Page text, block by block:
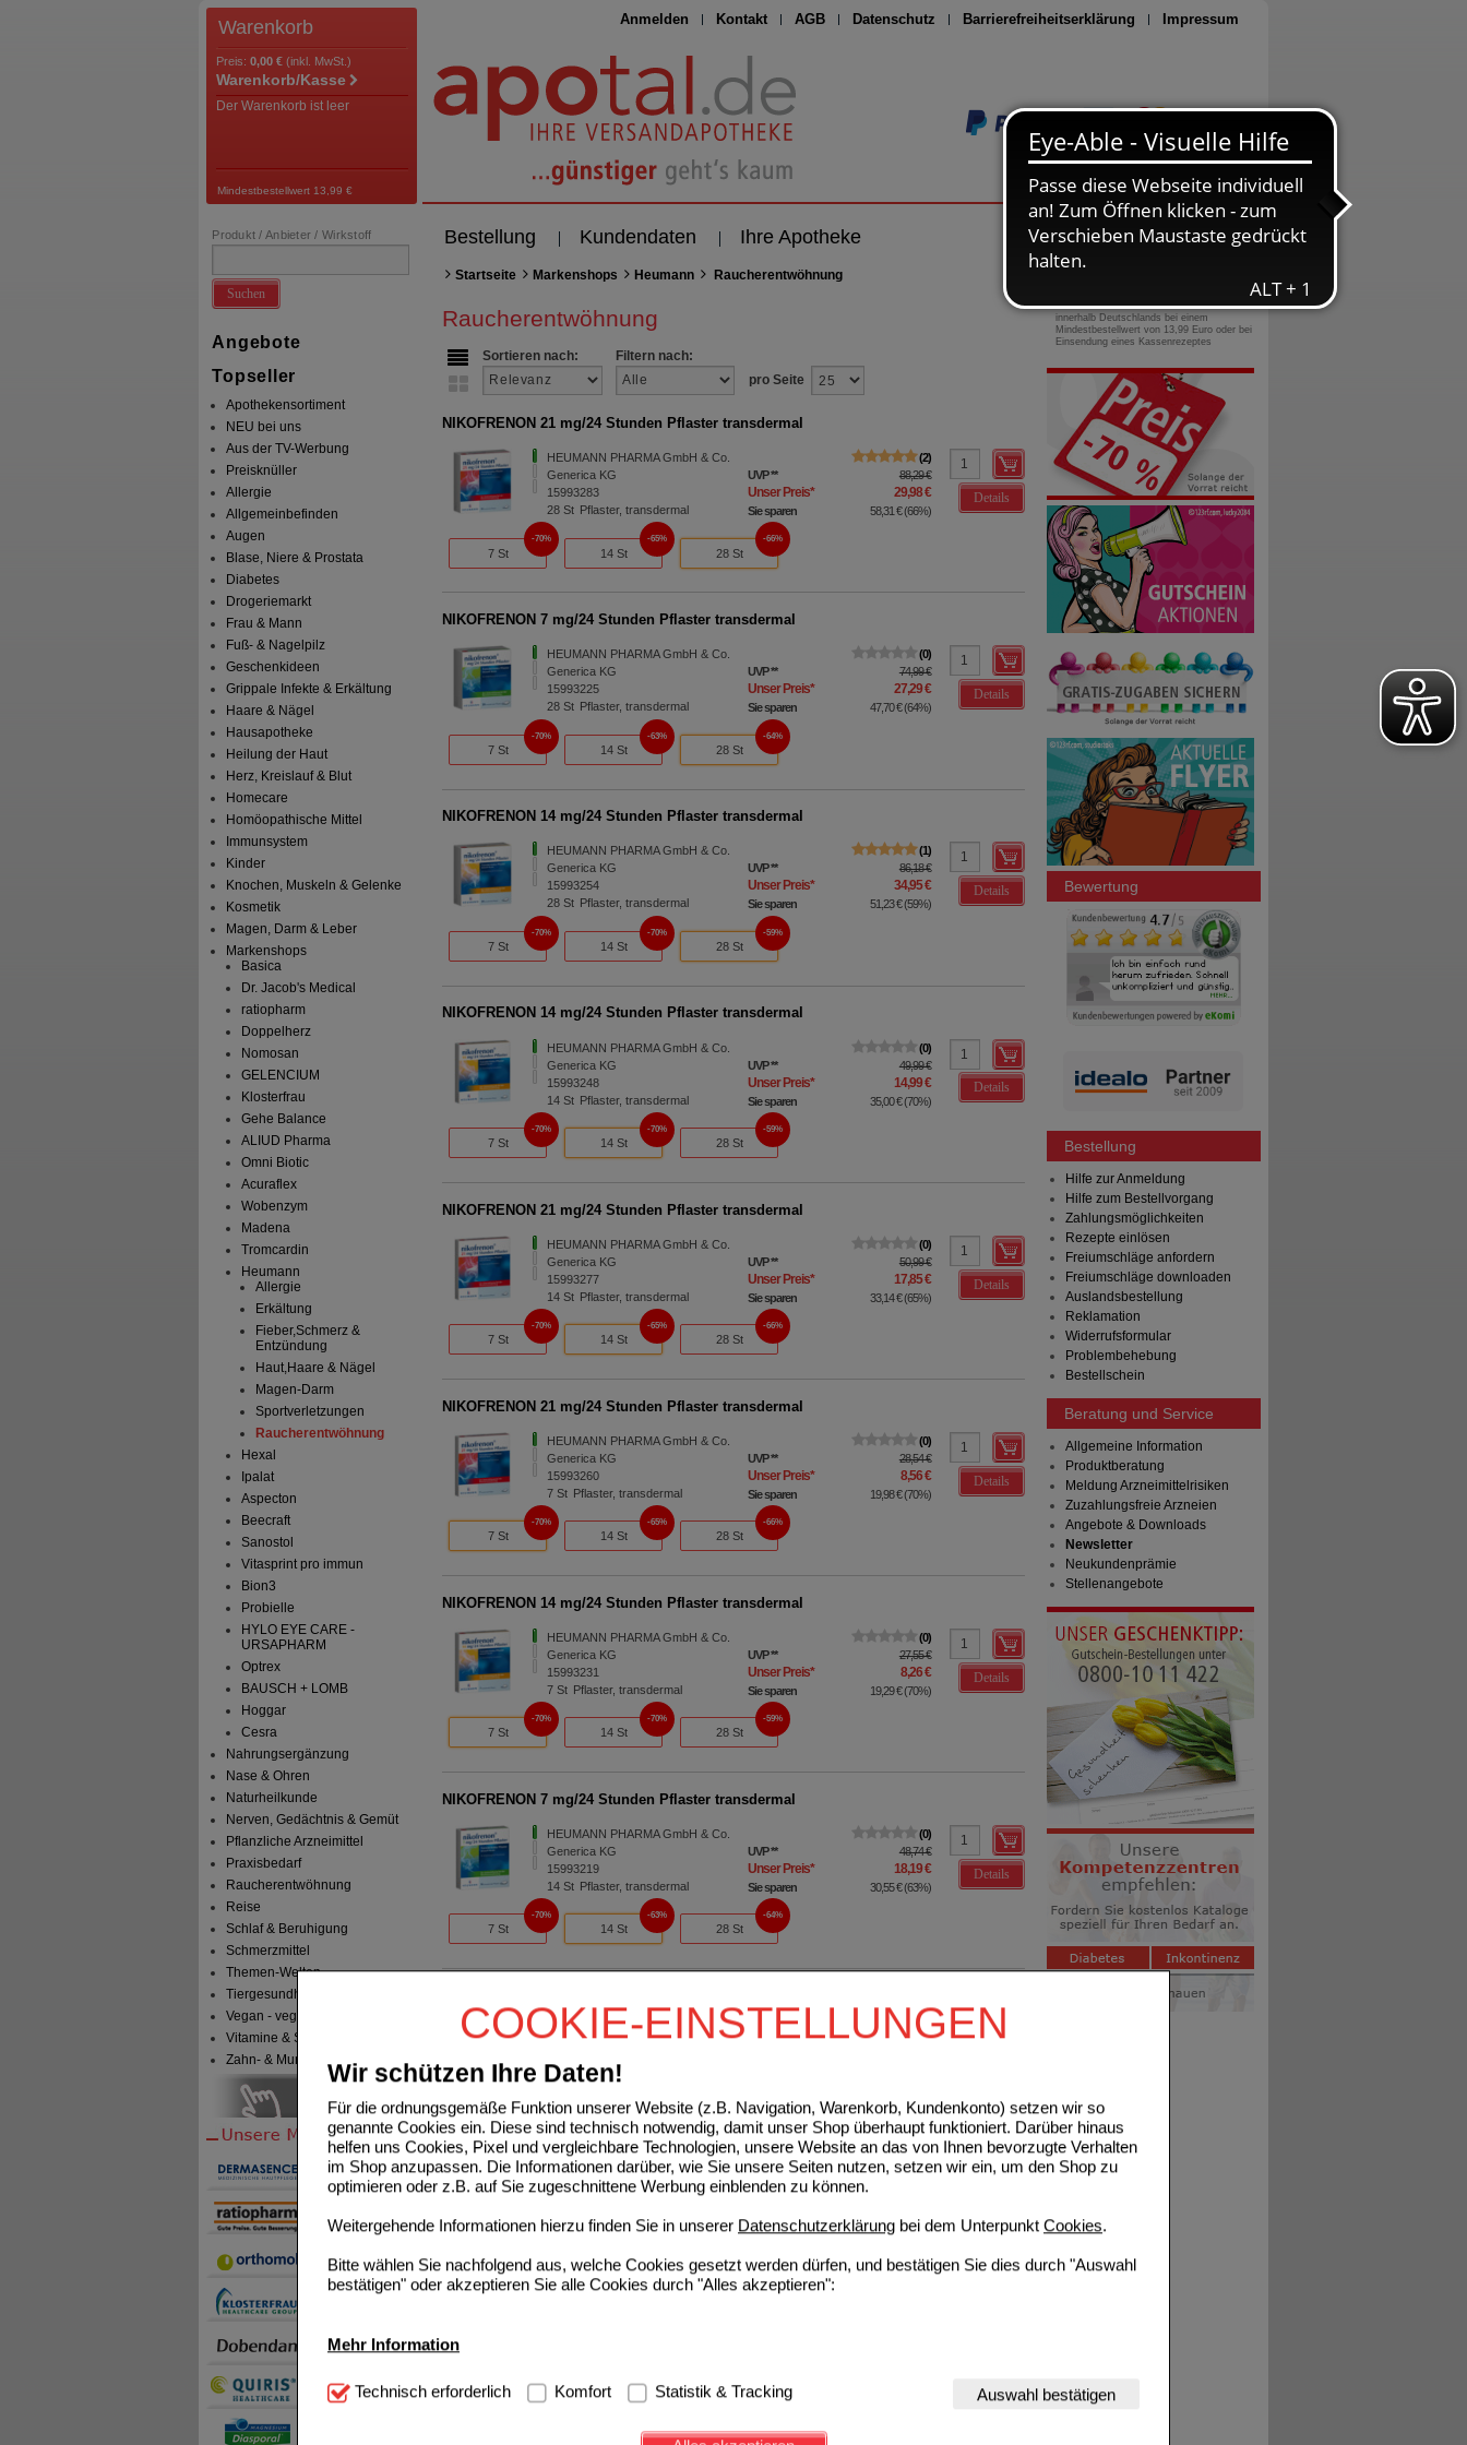
COOKIE-EINSTELLUNGEN
Wir schützen Ihre Daten!
Für die ordnungsgemäße Funktion unserer Website (z.B. Navigation, Warenkorb, Kundenkonto) setzen wir so
genannte Cookies ein. Diese sind technisch notwendig, damit unser Shop überhaupt funktioniert. Darüber hinaus
helfen uns Cookies, Pixel und vergleichbare Technologien, unsere Website an das von Ihnen bevorzugte Verhalten
im Shop anzupassen. Die Informationen darüber, wie Sie unsere Seiten nutzen, setzen wir ein, um den Shop zu
optimieren oder z.B. auf Sie zugeschnittene Werbung einblenden zu können.
Weitergehende Informationen hierzu finden Sie in unserer Datenschutzerklärung bei dem Unterpunkt Cookies.
Bitte wählen Sie nachfolgend aus, welche Cookies gesetzt werden dürfen, und bestätigen Sie dies durch "Auswahl
bestätigen" oder akzeptieren Sie alle Cookies durch "Alles akzeptieren":
Mehr Information
Technisch Notwendig: Hierbei handelt es sich um Cookies, die für die Grundfunktionen unserer Website
notwendig sind (z.B. Navigation, Warenkorb, Kundenkonto), weshalb auf diese nicht verzichtet werden kann.
Technisch erforderlich Komfort Statistik & Tracking Auswahl bestätigen
Anmelden Kontakt AGB Datenschutz Barrierefreiheitserklärung Impressum
Seite drucken
Warenkorb
Preis: 0,00 € (inkl. MwSt.)
Warenkorb/Kasse
Der Warenkorb ist leer
Mindestbestellwert 13,99 €
Bestellung Kundendaten Ihre Apotheke
Produkt / Anbieter / Wirkstoff
Suchen
Angebote
Topseller
Apothekensortiment
NEU bei uns
Aus der TV-Werbung
Preisknüller
Allergie
Allgemeinbefinden
Augen
Blase, Niere & Prostata
Diabetes
Drogeriemarkt
Frau & Mann
Fuß- & Nagelpilz
Geschenkideen
Grippale Infekte & Erkältung
Haare & Nägel
Hausapotheke
Heilung der Haut
Herz, Kreislauf & Blut
Homecare
Homöopathische Mittel
Immunsystem
Kinder
Knochen, Muskeln & Gelenke
Kosmetik
Magen, Darm & Leber
Markenshops
Basica
Dr. Jacob's Medical
ratiopharm
Doppelherz
Nomosan
GELENCIUM
Klosterfrau
Gehe Balance
ALIUD Pharma
Omni Biotic
Acuraflex
Wobenzym
Madena
Tromcardin
Heumann
Allergie
Erkältung
Fieber,Schmerz &
Entzündung
Haut,Haare & Nägel
Magen-Darm
Sportverletzungen
Raucherentwöhnung
Hexal
Ipalat
Aspecton
Beecraft
Sanostol
Vitasprint pro immun
Bion3
Probielle
HYLO EYE CARE -
URSAPHARM
Optrex
BAUSCH + LOMB
Hoggar
Cesra
Nahrungsergänzung
Nase & Ohren
Naturheilkunde
Nerven, Gedächtnis & Gemüt
Pflanzliche Arzneimittel
Praxisbedarf
Raucherentwöhnung
Reise
Schlaf & Beruhigung
Schmerzmittel
Themen-Welten
Tiergesundheit & Tierbedarf
Vegan - vegetarisch
Vitamine & Sport
Zahn- & Mundpflege
Startseite Markenshops Heumann Raucherentwöhnung
Raucherentwöhnung
Sortieren nach:
Filtern nach:
pro Seite
NIKOFRENON 21 mg/24 Stunden Pflaster transdermal
HEUMANN PHARMA GmbH & Co.
Generica KG
15993283
28St Pflaster, transdermal
2
UVP** 88,29 €
Unser Preis* 29,98 €
Sie sparen 58,31 €(66%)
Details
7 St
70%
14 St
65%
28 St
66%
NIKOFRENON 7 mg/24 Stunden Pflaster transdermal
HEUMANN PHARMA GmbH & Co.
Generica KG
15993225
28St Pflaster, transdermal
0
UVP** 74,99 €
Unser Preis* 27,29 €
Sie sparen 47,70 €(64%)
Details
7 St
70%
14 St
63%
28 St
64%
NIKOFRENON 14 mg/24 Stunden Pflaster transdermal
HEUMANN PHARMA GmbH & Co.
Generica KG
15993254
28St Pflaster, transdermal
1
UVP** 86,18 €
Unser Preis* 34,95 €
Sie sparen 51,23 €(59%)
Details
7 St
70%
14 St
70%
28 St
59%
NIKOFRENON 14 mg/24 Stunden Pflaster transdermal
HEUMANN PHARMA GmbH & Co.
Generica KG
15993248
14St Pflaster, transdermal
0
UVP** 49,99 €
Unser Preis* 14,99 €
Sie sparen 35,00 €(70%)
Details
7 St
70%
14 St
70%
28 St
59%
NIKOFRENON 21 mg/24 Stunden Pflaster transdermal
HEUMANN PHARMA GmbH & Co.
Generica KG
15993277
14St Pflaster, transdermal
0
UVP** 50,99 €
Unser Preis* 17,85 €
Sie sparen 33,14 €(65%)
Details
7 St
70%
14 St
65%
28 St
66%
NIKOFRENON 21 mg/24 Stunden Pflaster transdermal
HEUMANN PHARMA GmbH & Co.
Generica KG
15993260
7St Pflaster, transdermal
0
UVP** 28,54 €
Unser Preis* 8,56 €
Sie sparen 19,98 €(70%)
Details
7 St
70%
14 St
65%
28 St
66%
NIKOFRENON 14 mg/24 Stunden Pflaster transdermal
HEUMANN PHARMA GmbH & Co.
Generica KG
15993231
7St Pflaster, transdermal
0
UVP** 27,55 €
Unser Preis* 8,26 €
Sie sparen 19,29 €(70%)
Details
7 St
70%
14 St
70%
28 St
59%
NIKOFRENON 7 mg/24 Stunden Pflaster transdermal
HEUMANN PHARMA GmbH & Co.
Generica KG
15993219
14St Pflaster, transdermal
0
UVP** 48,74 €
Unser Preis* 18,19 €
Sie sparen 30,55 €(63%)
Details
7 St
70%
14 St
63%
28 St
64%
HEUMANN PHARMA GmbH & Co.
15993202
7St Pflaster, transdermal
0
7 St
70%
14 St
63%
28 St
64%
Sortieren nach:
Filtern nach:
0800-10 11 422
gebührenfreie Rufnummer
innerhalb Deutschlands bei einem
Mindestbestellwert von 13,99 Euro oder bei
Einsendung eines Kassenrezeptes
Bewertung
Bestellung
Hilfe zur Anmeldung
Hilfe zum Bestellvorgang
Zahlungsmöglichkeiten
Rezepte einlösen
Freiumschläge anfordern
Freiumschläge downloaden
Auslandsbestellung
Reklamation
Widerrufsformular
Problembehebung
Bestellschein
Beratung und Service
Allgemeine Information
Produktberatung
Meldung Arzneimittelrisiken
Zuzahlungsfreie Arzneien
Angebote & Downloads
Newsletter
Neukundenprämie
Stellenangebote